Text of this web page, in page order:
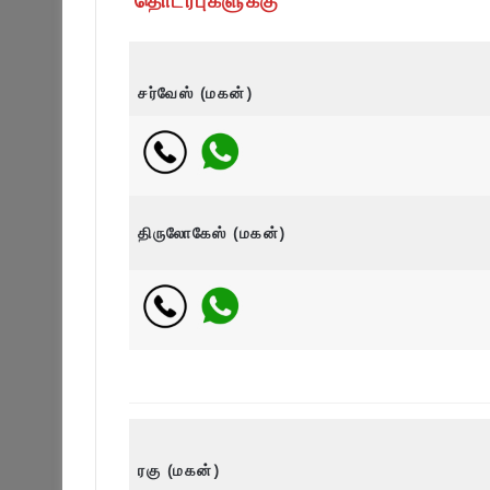
சர்வேஸ் (மகன்)
திருலோகேஸ் (மகன்)
ரகு (மகன்)